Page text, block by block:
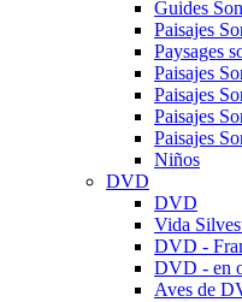
Guides
Paisajes
Paysages
Paisajes
Paisajes
Paisajes
Paisajes
Niños
DVD
DVD
Vida
DVD -
DVD - en
Aves de